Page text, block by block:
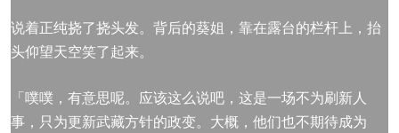
说着正纯挠了挠头发。背后的葵姐，靠在露台的栏杆上，抬
头仰望天空笑了起来。
「噗噗，有意思呢。应该这么说吧，这是一场不为刷新人
事，只为更新武藏方针的政变。大概，他们也不期待成为